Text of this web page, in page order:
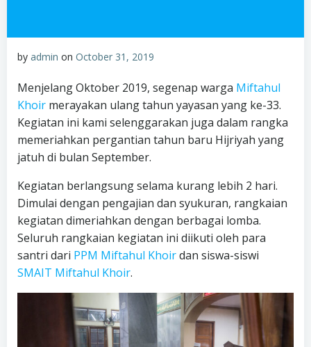
by admin on October 31, 2019
Menjelang Oktober 2019, segenap warga Miftahul
Khoir merayakan ulang tahun yayasan yang ke-33.
Kegiatan ini kami selenggarakan juga dalam rangka
memeriahkan pergantian tahun baru Hijriyah yang
jatuh di bulan September.
Kegiatan berlangsung selama kurang lebih 2 hari.
Dimulai dengan pengajian dan syukuran, rangkaian
kegiatan dimeriahkan dengan berbagai lomba.
Seluruh rangkaian kegiatan ini diikuti oleh para
santri dari PPM Miftahul Khoirdan siswa-siswi
SMAIT Miftahul Khoir.